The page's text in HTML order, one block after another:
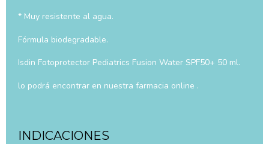
* Muy resistente al agua.
Fórmula biodegradable.
Isdin Fotoprotector Pediatrics Fusion Water SPF50+ 50 ml.
lo podrá encontrar en nuestra farmacia online .
INDICACIONES